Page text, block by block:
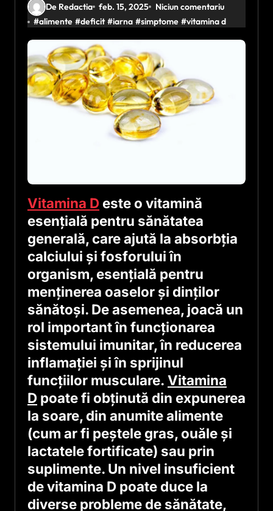
De Redactia feb. 15, 2025
Niciun comentariu
#alimente #deficit #iarna #simptome #vitamina d
Vitamina D este o vitamină
esențială pentru sănătatea
generală, care ajută la absorbția
calciului și fosforului în
organism, esențială pentru
menținerea oaselor și dinților
sănătoși. De asemenea, joacă un
rol important în funcționarea
sistemului imunitar, în reducerea
inflamației și în sprijinul
funcțiilor musculare. Vitamina
D poate fi obținută din expunerea
la soare, din anumite alimente
(cum ar fi peștele gras, ouăle și
lactatele fortificate) sau prin
suplimente. Un nivel insuficient
de vitamina D poate duce la
diverse probleme de sănătate,